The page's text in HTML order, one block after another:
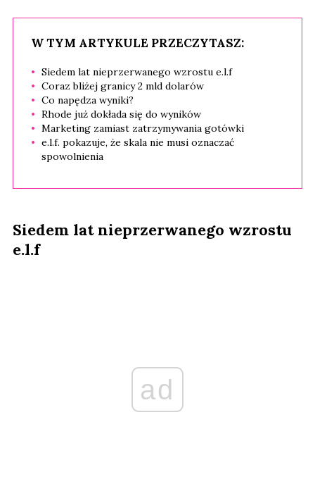
W TYM ARTYKULE PRZECZYTASZ:
Siedem lat nieprzerwanego wzrostu e.l.f
Coraz bliżej granicy 2 mld dolarów
Co napędza wyniki?
Rhode już dokłada się do wyników
Marketing zamiast zatrzymywania gotówki
e.l.f. pokazuje, że skala nie musi oznaczać
spowolnienia
Siedem lat nieprzerwanego wzrostu
e.l.f
ad